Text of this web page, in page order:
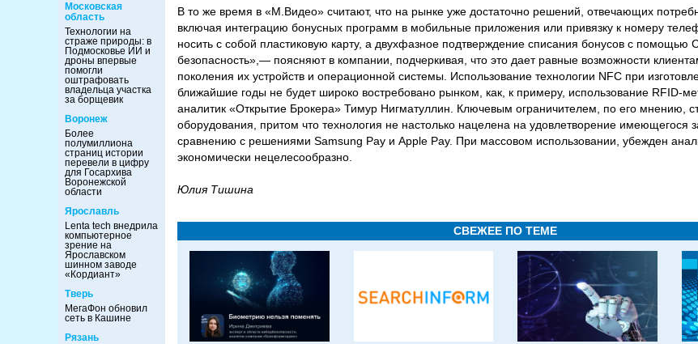
Московская
область
Технологии на
страже природы: в
Подмосковье ИИ и
дроны впервые
помогли
оштрафовать
владельца участка
за борщевик
Воронеж
Более
полумиллиона
страниц истории
перевели в цифру
для Госархива
Воронежской
области
Ярославль
Lenta tech внедрила
компьютерное
зрение на
Ярославском
шинном заводе
«Кордиант»
Тверь
МегаФон обновил
сеть в Кашине
Рязань
В то же время в «М.Видео» считают, что на рынке уже достаточно решений, отвечающих
включая интеграцию бонусных программ в мобильные приложения или привязку к номеру
носить с собой пластиковую карту, а двухфазное подтверждение списания бонусов с помощью
безопасность»,— поясняют в компании, подчеркивая, что это дает равные возможности
поколения их устройств и операционной системы. Использование технологии NFC при
ближайшие годы не будет широко востребовано рынком, как, к примеру, использование RFID-
аналитик «Открытие Брокера» Тимур Нигматуллин. Ключевым ограничителем, по его мнению,
оборудования, притом что технология не настолько нацелена на удовлетворение имеющегося
сравнению с решениями Samsung Pay и Apple Pay. При массовом использовании, убежден
экономически нецелесообразно.
Юлия Тишина
СВЕЖЕЕ ПО ТЕМЕ